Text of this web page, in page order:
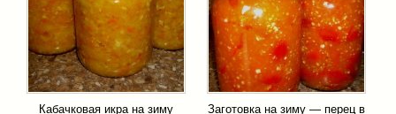
Кабачковая икра на зиму
Заготовка на зиму — перец в